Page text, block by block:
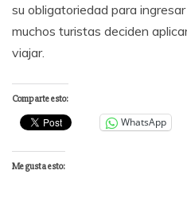
su obligatoriedad para ingresar
muchos turistas deciden
viajar.
Comparte esto:
WhatsApp
Me gusta esto: